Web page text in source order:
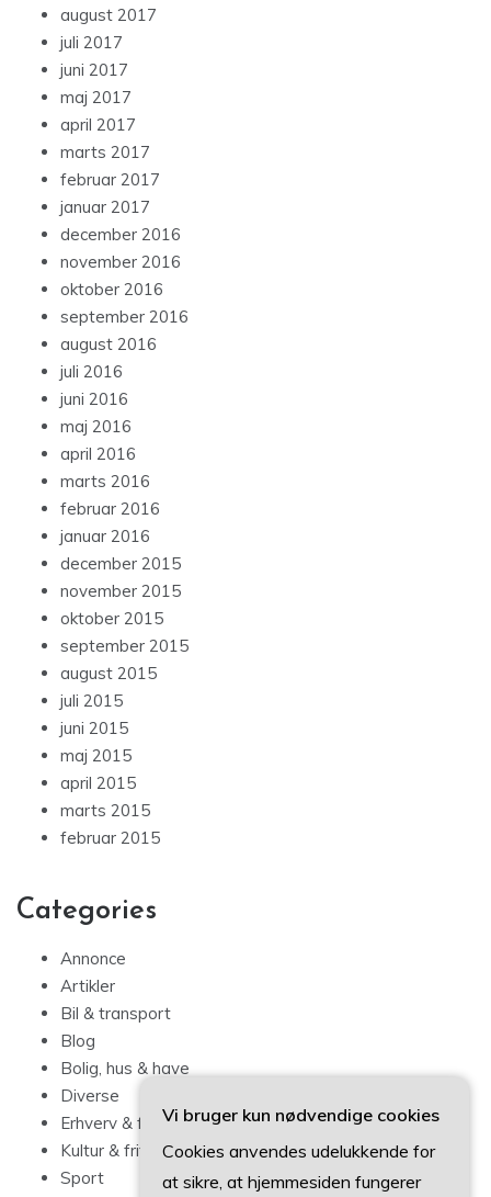
august 2017
juli 2017
juni 2017
maj 2017
april 2017
marts 2017
februar 2017
januar 2017
december 2016
november 2016
oktober 2016
september 2016
august 2016
juli 2016
juni 2016
maj 2016
april 2016
marts 2016
februar 2016
januar 2016
december 2015
november 2015
oktober 2015
september 2015
august 2015
juli 2015
juni 2015
maj 2015
april 2015
marts 2015
februar 2015
Categories
Annonce
Artikler
Bil & transport
Blog
Bolig, hus & have
Diverse
Erhverv & forbrug
Kultur & fritid
Sport
Vi bruger kun nødvendige cookies
Cookies anvendes udelukkende for
at sikre, at hjemmesiden fungerer